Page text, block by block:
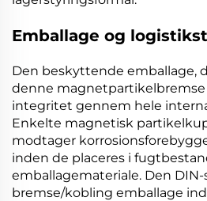
Emballage og
Den beskyttende emballage,
denne magnetpartikelbremse
integritet gennem hele
Enkelte magnetisk
modtager
inden de placeres i
emballagemateriale. Den
bremse/kobling emballage